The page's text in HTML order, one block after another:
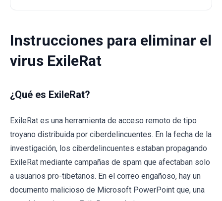
Instrucciones para eliminar el
virus ExileRat
¿Qué es ExileRat?
ExileRat es una herramienta de acceso remoto de tipo
troyano distribuida por ciberdelincuentes. En la fecha de la
investigación, los ciberdelincuentes estaban propagando
ExileRat mediante campañas de spam que afectaban solo
a usuarios pro-tibetanos. En el correo engañoso, hay un
documento malicioso de Microsoft PowerPoint que, una